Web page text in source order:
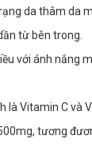
da thâm da
từ bên trong.
với ánh nắng
là Vitamin C và
tương